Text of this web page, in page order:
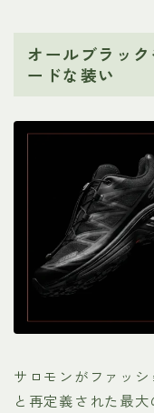
オールブラッ
ードな装い
サロモンがファッシ
と再定義された最